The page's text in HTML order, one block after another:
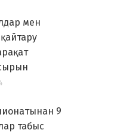
мен
9
табыс